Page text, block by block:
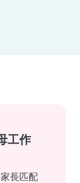
工作
長匹配